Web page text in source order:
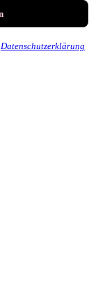
Datenschutzerklärung